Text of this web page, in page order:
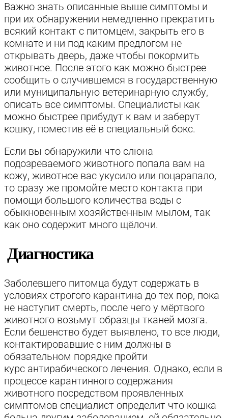
Важно знать описанные выше симптомы и
при их обнаружении немедленно прекратить
всякий контакт с питомцем, закрыть его в
комнате и ни под каким предлогом не
открывать дверь, даже чтобы покормить
животное. После этого как можно быстрее
сообщить о случившемся в государственную
или муниципальную ветеринарную службу,
описать все симптомы. Специалисты как
можно быстрее прибудут к вам и заберут
кошку, поместив её в специальный бокс.
Если вы обнаружили что слюна
подозреваемого животного попала вам на
кожу, животное вас укусило или поцарапало,
то сразу же промойте место контакта при
помощи большого количества воды с
обыкновенным хозяйственным мылом, так
как оно содержит много щёлочи.
Диагностика
Заболевшего питомца будут содержать в
условиях строгого карантина до тех пор, пока
не наступит смерть, после чего у мёртвого
животного возьмут образцы тканей мозга.
Если бешенство будет выявлено, то все люди,
контактировавшие с ним должны в
обязательном порядке пройти
курс антирабического лечения. Однако, если в
процессе карантинного содержания
животного посредством проявленных
симптомов специалист определит что кошка